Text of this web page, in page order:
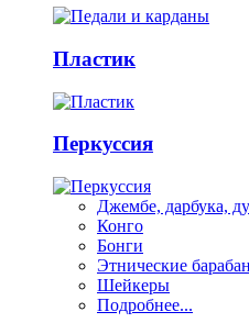
Пластик
Перкуссия
Джембе, дарбука,
Конго
Бонги
Этнические
Шейкеры
Подробнее...